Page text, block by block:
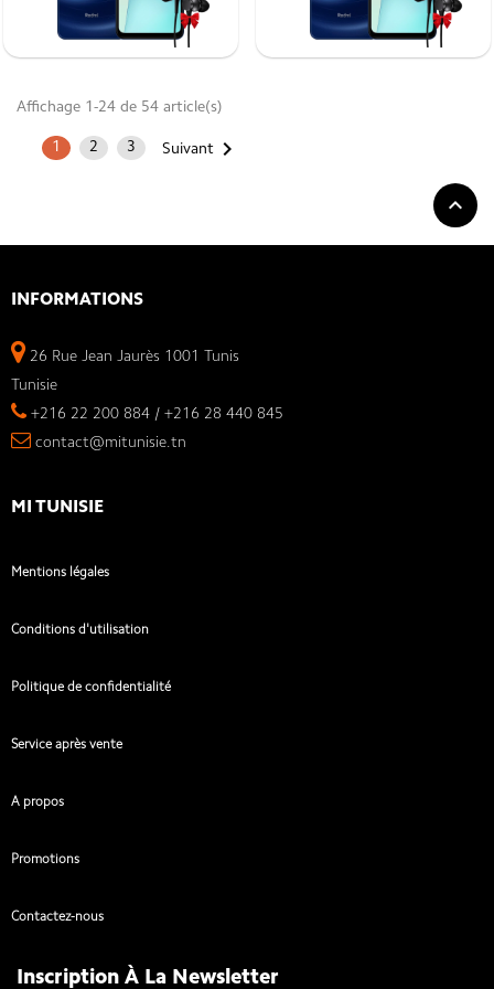
Affichage 1-24 de 54 article(s)
1 2 3 Suivant 

INFORMATIONS
26 Rue Jean Jaurès 1001 Tunis
Tunisie
+216 22 200 884 / +216 28 440 845
contact@mitunisie.tn
MI TUNISIE
Mentions légales
Conditions d'utilisation
Politique de confidentialité
Service après vente
A propos
Promotions
Contactez-nous
Inscription À La Newsletter